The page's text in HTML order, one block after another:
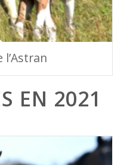
l’Astran
EN 2021